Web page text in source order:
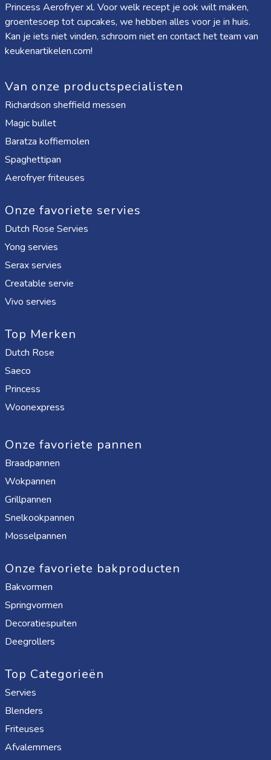
Princess Aerofryer xl. Voor welk recept je ook wilt maken,
groentesoep tot cupcakes, we hebben alles voor je in huis.
Kan je iets niet vinden, schroom niet en contact het team van
keukenartikelen.com!
Van onze productspecialisten
Richardson sheffield messen
Magic bullet
Baratza koffiemolen
Spaghettipan
Aerofryer friteuses
Onze favoriete servies
Dutch Rose Servies
Yong servies
Serax servies
Creatable servie
Vivo servies
Top Merken
Dutch Rose
Saeco
Princess
Woonexpress
Onze favoriete pannen
Braadpannen
Wokpannen
Grillpannen
Snelkookpannen
Mosselpannen
Onze favoriete bakproducten
Bakvormen
Springvormen
Decoratiespuiten
Deegrollers
Top Categorieën
Servies
Blenders
Friteuses
Afvalemmers